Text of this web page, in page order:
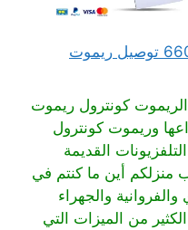
توصيل ريموت للمنزل 66041166 توصيل ريموت
الريموت كونترول ريموت
وريموت كونترول
القديمة
منزلكم أين ما كنتم في
والجهراء
من الميزات التي